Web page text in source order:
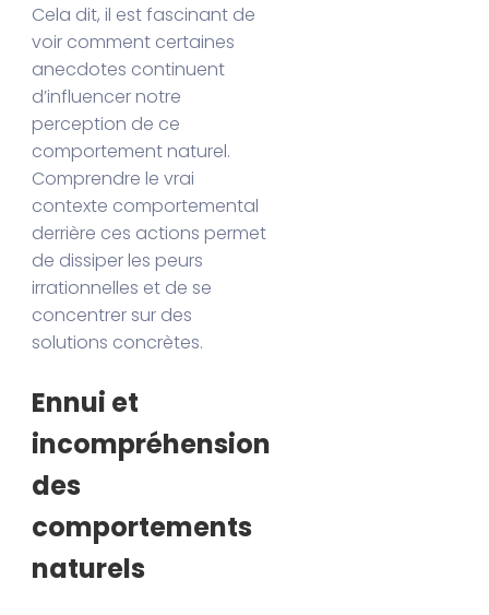
Cela dit, il est fascinant de
voir comment certaines
anecdotes continuent
d’influencer notre
perception de ce
comportement naturel.
Comprendre le vrai
contexte comportemental
derrière ces actions permet
de dissiper les peurs
irrationnelles et de se
concentrer sur des
solutions concrètes.
Ennui et
incompréhension
des
comportements
naturels